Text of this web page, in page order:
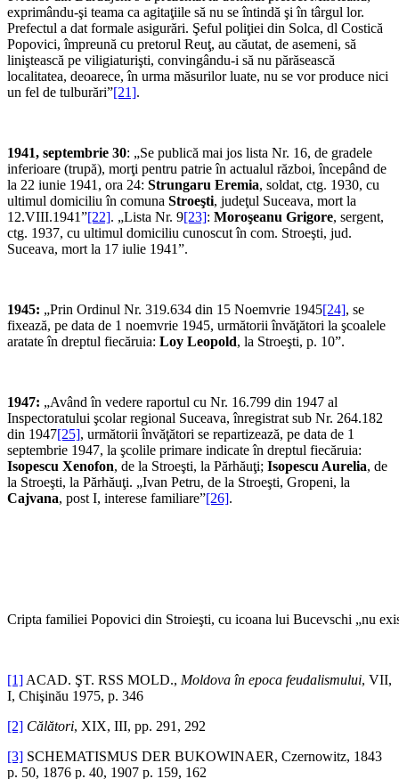
exprimându-şi teama ca agitaţiile să nu se întindă şi în târgul lor.
Prefectul a dat formale asigurări. Şeful poliţiei din Solca, dl Costică
Popovici, împreună cu pretorul Reuţ, au căutat, de asemeni, să
liniştească pe viligiaturişti, convingându-i să nu părăsească
localitatea, deoarece, în urma măsurilor luate, nu se vor produce nici
un fel de tulburări”[21].
1941, septembrie 30: „Se publică mai jos lista Nr. 16, de gradele
inferioare (trupă), morţi pentru patrie în actualul război, începând de
la 22 iunie 1941, ora 24: Strungaru Eremia, soldat, ctg. 1930, cu
ultimul domiciliu în comuna Stroeşti, judeţul Suceava, mort la
12.VIII.1941”[22]. „Lista Nr. 9[23]: Moroşeanu Grigore, sergent,
ctg. 1937, cu ultimul domiciliu cunoscut în com. Stroeşti, jud.
Suceava, mort la 17 iulie 1941”.
1945: „Prin Ordinul Nr. 319.634 din 15 Noemvrie 1945[24], se
fixează, pe data de 1 noemvrie 1945, următorii învăţători la şcoalele
aratate în dreptul fiecăruia: Loy Leopold, la Stroeşti, p. 10”.
1947: „Având în vedere raportul cu Nr. 16.799 din 1947 al
Inspectoratului şcolar regional Suceava, înregistrat sub Nr. 264.182
din 1947[25], următorii învăţători se repartizează, pe data de 1
septembrie 1947, la şcolile primare indicate în dreptul fiecăruia:
Isopescu Xenofon, de la Stroeşti, la Părhăuţi; Isopescu Aurelia, de
la Stroeşti, la Părhăuţi. „Ivan Petru, de la Stroeşti, Gropeni, la
Cajvana, post I, interese familiare”[26].
Cripta familiei Popovici din Stroieşti, cu icoana lui Bucevschi „nu
[1] ACAD. ŞT. RSS MOLD., Moldova în epoca feudalismului, VII,
I, Chişinău 1975, p. 346
[2] Călători, XIX, III, pp. 291, 292
[3] SCHEMATISMUS DER BUKOWINAER, Czernowitz, 1843
p. 50, 1876 p. 40, 1907 p. 159, 162